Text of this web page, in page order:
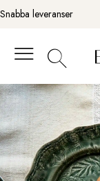
Fortsätt
till
Snabba leveranser